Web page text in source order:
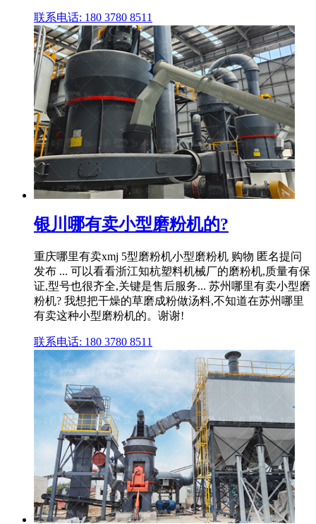
联系电话: 180 3780 8511
银川哪有卖小型磨粉机的?
重庆哪里有卖xmj 5型磨粉机小型磨粉机 购物 匿名提问
发布 ... 可以看看浙江知杭塑料机械厂的磨粉机,质量有保
证,型号也很齐全,关键是售后服务... 苏州哪里有卖小型磨
粉机? 我想把干燥的草磨成粉做汤料,不知道在苏州哪里
有卖这种小型磨粉机的。谢谢!
联系电话: 180 3780 8511